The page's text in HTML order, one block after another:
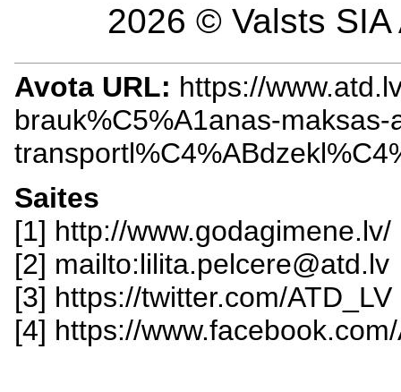
2026 © Valsts
Avota URL: https://
brauk%C5%A1anas-
Saites
[1] http://www.godagimene.lv/
[2] mailto:lilita.pelcere@atd.lv
[3] https://twitter.com/ATD_LV
[4] https://